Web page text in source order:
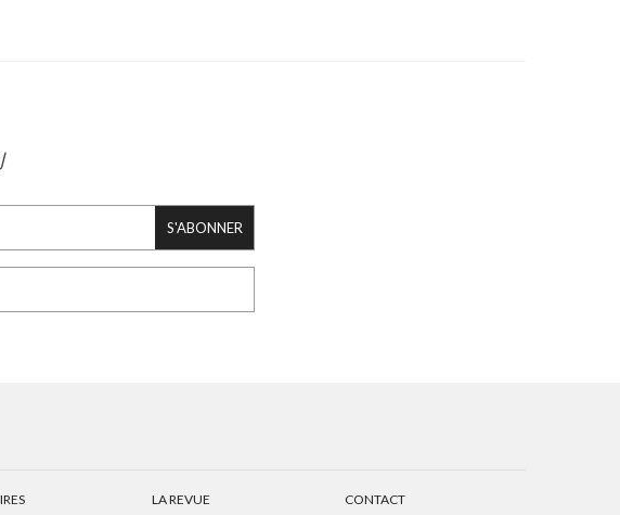
S'ABONNER
LA REVUE
CONTACT